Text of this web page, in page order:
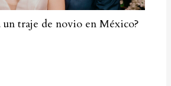
un traje de novio en México?